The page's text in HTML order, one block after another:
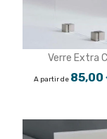
Verre Extra
A partir de 85,00